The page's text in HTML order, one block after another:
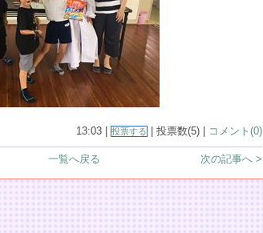
13:03 | 投票する | 投票数(5) | コメント(0)
次の記事へ >
一覧へ戻る